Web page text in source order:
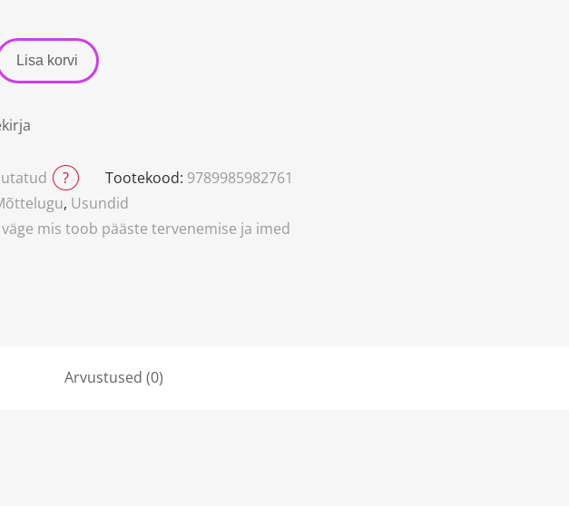
Lisa korvi
? Tootekood: 9789985982761
, Usundid
mis toob pääste tervenemise ja imed
Arvustused (0)